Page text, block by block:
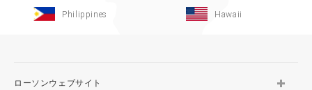
Philippines Hawaii
ローソンウェブサイト